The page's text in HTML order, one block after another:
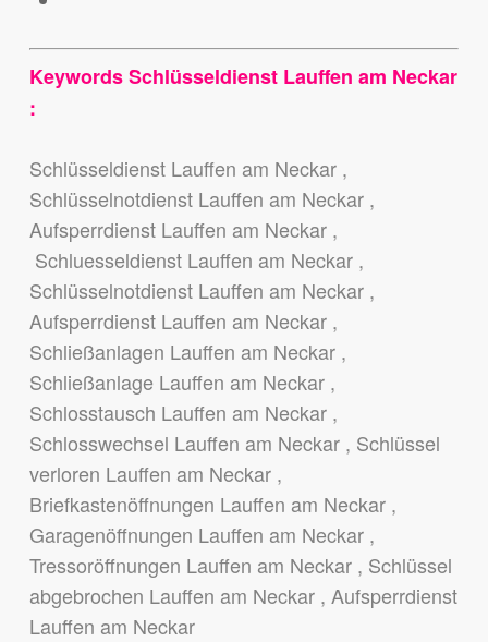
Keywords Schlüsseldienst Lauffen am Neckar
:
Schlüsseldienst Lauffen am Neckar ,
Schlüsselnotdienst Lauffen am Neckar ,
Aufsperrdienst Lauffen am Neckar ,
Schluesseldienst Lauffen am Neckar ,
Schlüsselnotdienst Lauffen am Neckar ,
Aufsperrdienst Lauffen am Neckar ,
Schließanlagen Lauffen am Neckar ,
Schließanlage Lauffen am Neckar ,
Schlosstausch Lauffen am Neckar ,
Schlosswechsel Lauffen am Neckar , Schlüssel
verloren Lauffen am Neckar ,
Briefkastenöffnungen Lauffen am Neckar ,
Garagenöffnungen Lauffen am Neckar ,
Tressoröffnungen Lauffen am Neckar , Schlüssel
abgebrochen Lauffen am Neckar , Aufsperrdienst
Lauffen am Neckar